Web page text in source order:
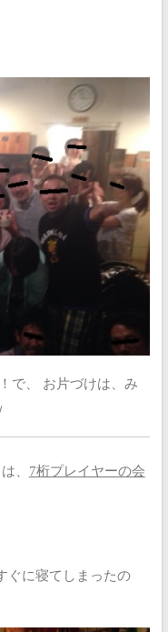
で、
お片づけは、み
、 7桁プレイヤーの会
ぐに寝てしまったの